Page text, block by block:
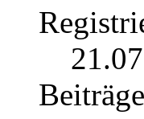
Beiträge